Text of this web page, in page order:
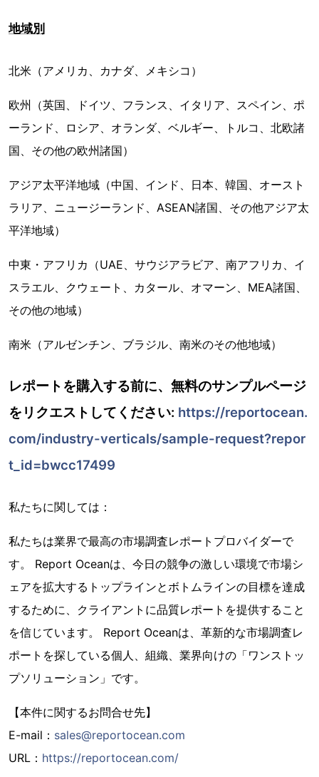
地域別
北米（アメリカ、カナダ、メキシコ）
欧州（英国、ドイツ、フランス、イタリア、スペイン、ポ
ーランド、ロシア、オランダ、ベルギー、トルコ、北欧諸
国、その他の欧州諸国）
アジア太平洋地域（中国、インド、日本、韓国、オースト
ラリア、ニュージーランド、ASEAN諸国、その他アジア太
平洋地域）
中東・アフリカ（UAE、サウジアラビア、南アフリカ、イ
スラエル、クウェート、カタール、オマーン、MEA諸国、
その他の地域）
南米（アルゼンチン、ブラジル、南米のその他地域）
レポートを購入する前に、無料のサンプルページ
をリクエストしてください: https://reportocean.
com/industry-verticals/sample-request?repor
t_id=bwcc17499
私たちに関しては：
私たちは業界で最高の市場調査レポートプロバイダーで
す。 Report Oceanは、今日の競争の激しい環境で市場シ
ェアを拡大するトップラインとボトムラインの目標を達成
するために、クライアントに品質レポートを提供すること
を信じています。 Report Oceanは、革新的な市場調査レ
ポートを探している個人、組織、業界向けの「ワンストッ
プソリューション」です。
【本件に関するお問合せ先】
E-mail： sales@reportocean.com
URL： https://reportocean.com/